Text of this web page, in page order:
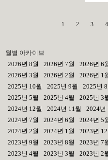
1 2 3 4
월별 아카이브
2026년 8월
2026년 7월 2026년 6
2026년 3월
2026년 2월 2026년 1
2025년 10월
2025년 9월 2025년
2025년 5월
2025년 4월 2025년 3
2024년 12월
2024년 11월 2024년
2024년 7월
2024년 6월 2024년 5
2024년 2월
2024년 1월 2023년
2023년 9월
2023년 8월 2023년 7
2023년 4월
2023년 3월 2023년 2